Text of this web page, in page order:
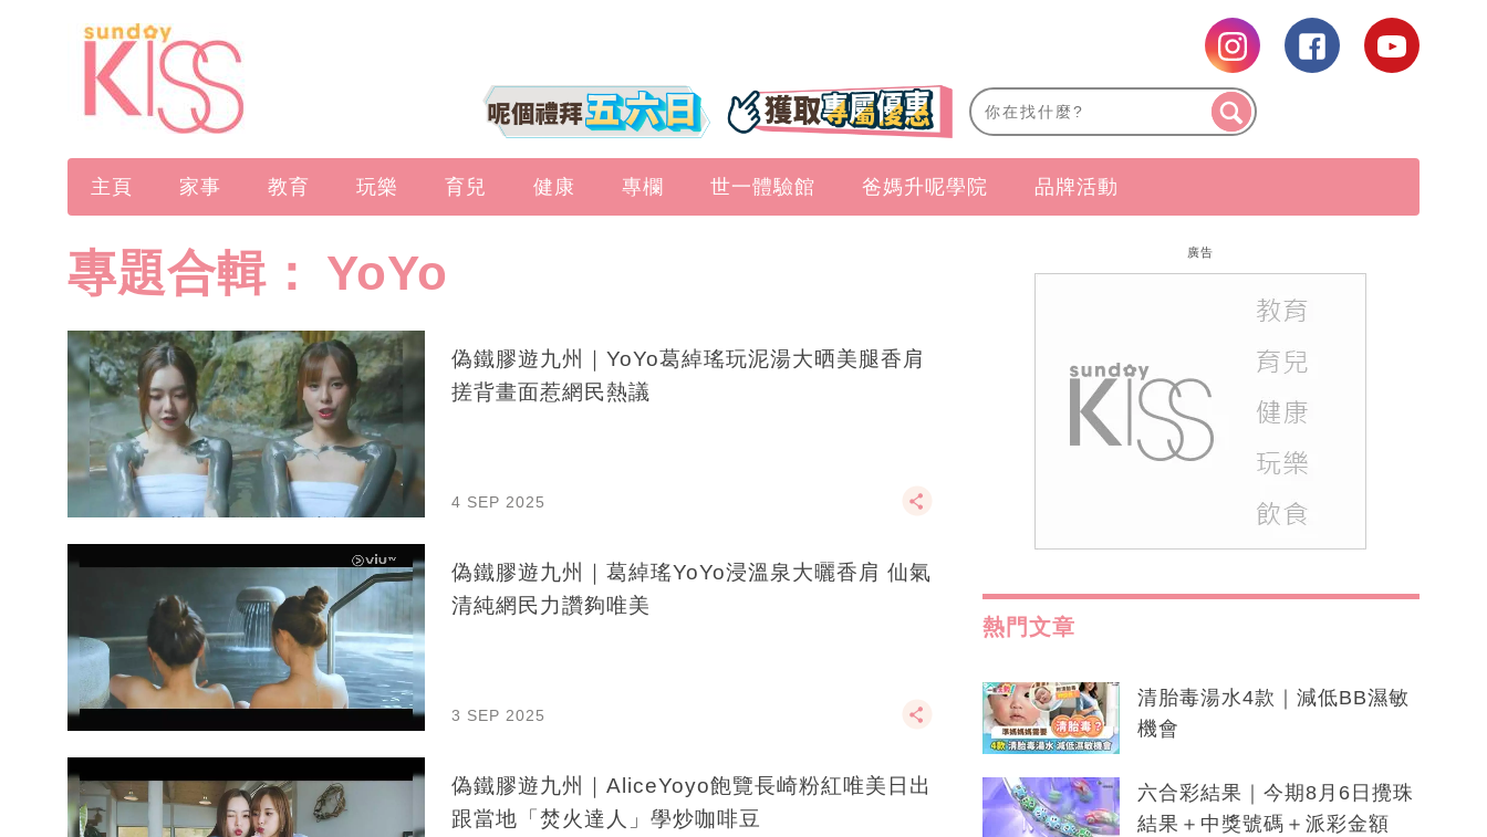
主頁 家事 教育 玩樂 育兒 健康 專欄 世一體驗館 爸媽升呢學院 品牌活動
專題合輯： YoYo
偽鐵膠遊九州｜YoYo葛綽瑤玩泥湯大晒美腿香肩
搓背畫面惹網民熱議
4 SEP 2025
偽鐵膠遊九州｜葛綽瑤YoYo浸溫泉大曬香肩 仙氣
清純網民力讚夠唯美
3 SEP 2025
偽鐵膠遊九州｜AliceYoyo飽覽長崎粉紅唯美日出
跟當地「焚火達人」學炒咖啡豆
廣告
熱門文章
清胎毒湯水4款｜減低BB濕敏
機會
六合彩結果｜今期8月6日攪珠
結果＋中獎號碼＋派彩金額